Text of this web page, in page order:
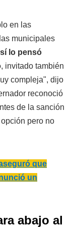
en las
municipales
lo pensó
, invitado también
compleja", dijo
reconoció
de la sanción
pero no
que
un
abajo al